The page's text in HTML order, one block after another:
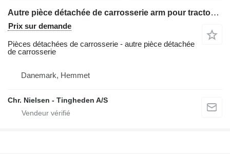
Autre pièce détachée de carrosserie arm pour tractopelle Hydrema 805
Prix sur demande
Pièces détachées de carrosserie - autre pièce détachée
de carrosserie
Danemark, Hemmet
Chr. Nielsen - Tingheden A/S